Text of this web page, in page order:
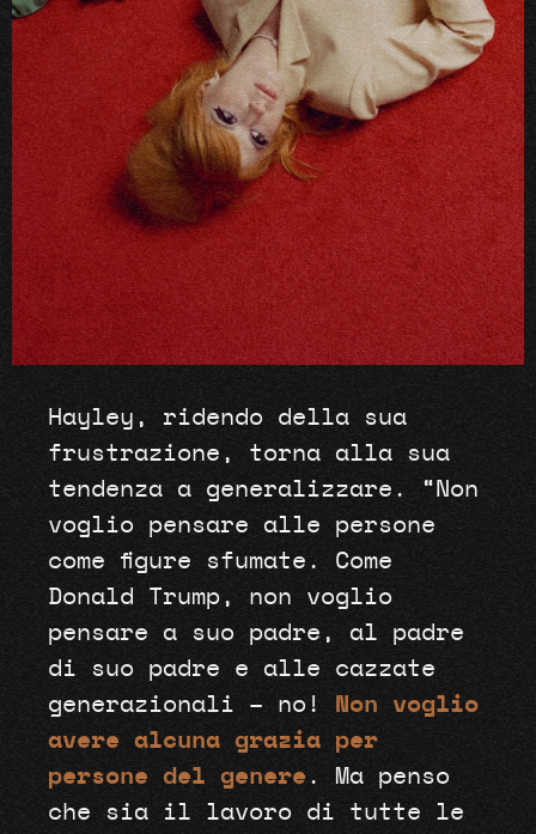
Hayley, ridendo della sua
frustrazione, torna alla sua
tendenza a generalizzare. “Non
voglio pensare alle persone
come figure sfumate. Come
Donald Trump, non voglio
pensare a suo padre, al padre
di suo padre e alle cazzate
generazionali – no!
Non voglio
avere alcuna grazia per
persone del genere . Ma penso
che sia il lavoro di tutte le